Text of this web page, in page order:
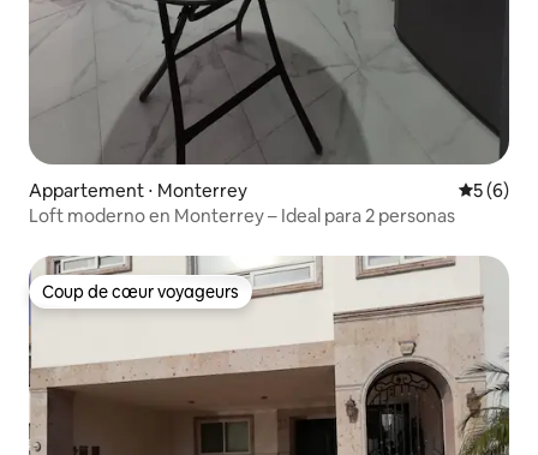
Appartement ⋅ Monterrey
5 (6)
Loft moderno en Monterrey – Ideal para 2 personas
Coup de cœur voyageurs
Coup de cœur voyageurs